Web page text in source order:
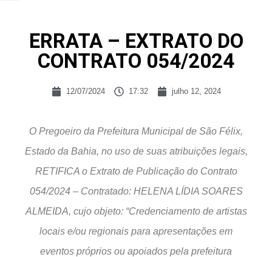
ERRATA – EXTRATO DO
CONTRATO 054/2024
12/07/2024 17:32 julho 12, 2024
O Pregoeiro da Prefeitura Municipal de São Félix,
Estado da Bahia, no uso de suas atribuições legais,
RETIFICA o Extrato de Publicação do Contrato
054/2024 – Contratado: HELENA LÍDIA SOARES
ALMEIDA, cujo objeto: “Credenciamento de artistas
locais e/ou regionais para apresentações em
eventos próprios ou apoiados pela prefeitura